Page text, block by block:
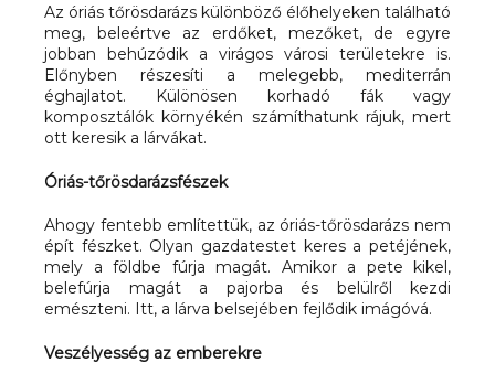
Az óriás tőrösdarázs különböző élőhelyeken található
meg, beleértve az erdőket, mezőket, de egyre
jobban behúzódik a virágos városi területekre is.
Előnyben részesíti a melegebb, mediterrán
éghajlatot. Különösen korhadó fák vagy
komposztálók környékén számíthatunk rájuk, mert
ott keresik a lárvákat.
Óriás-tőrösdarázsfészek
Ahogy fentebb említettük, az óriás-tőrösdarázs nem
épít fészket. Olyan gazdatestet keres a petéjének,
mely a földbe fúrja magát. Amikor a pete kikel,
belefúrja magát a pajorba és belülről kezdi
emészteni. Itt, a lárva belsejében fejlődik imágóvá.
Veszélyesség az emberekre